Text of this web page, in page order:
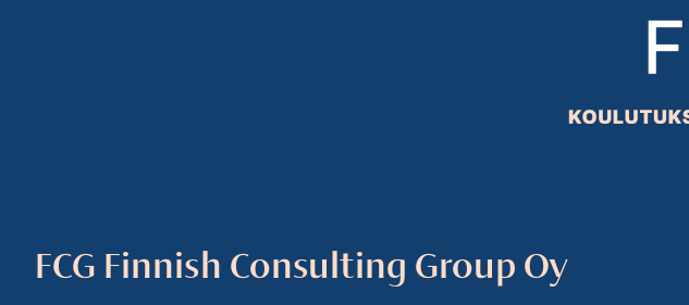
FCG Finnish Consulting Group Oy